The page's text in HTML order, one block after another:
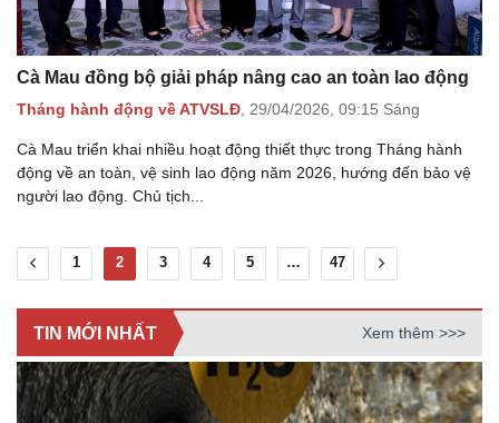
Cà Mau đồng bộ giải pháp nâng cao an toàn lao động
Tháng hành động về ATVSLĐ, 29/04/2026, 09:15 Sáng
Cà Mau triển khai nhiều hoạt động thiết thực trong Tháng hành
động về an toàn, vệ sinh lao động năm 2026, hướng đến bảo vệ
người lao động. Chủ tịch...
1 2 3 4 5 … 47
TIN MỚI NHẤT Xem thêm >>>